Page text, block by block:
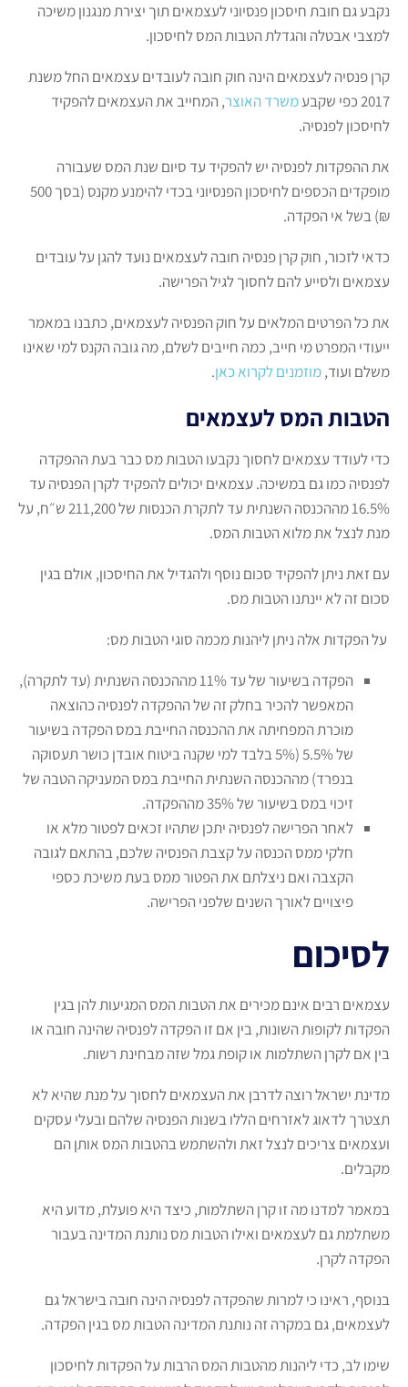
נקבע גם חובת חיסכון פנסיוני לעצמאים תוך יצירת מנגנון משיכה
למצבי אבטלה והגדלת הטבות המס לחיסכון.
קרן פנסיה לעצמאים הינה חוק חובה לעובדים עצמאים החל משנת
2017 כפי שקבע
משרד האוצר, המחייב את העצמאים להפקיד
לחיסכון לפנסיה.
את ההפקדות לפנסיה יש להפקיד עד סיום שנת המס שעבורה
מופקדים הכספים לחיסכון הפנסיוני בכדי להימנע מקנס (בסך 500
₪) בשל אי הפקדה.
כדאי לזכור, חוק קרן פנסיה חובה לעצמאים נועד להגן על עובדים
עצמאים ולסייע להם לחסוך לגיל הפרישה.
את כל הפרטים המלאים על חוק הפנסיה לעצמאים, כתבנו במאמר
ייעודי המפרט מי חייב, כמה חייבים לשלם, מה גובה הקנס למי שאינו
משלם ועוד,מוזמנים לקרוא כאן.
הטבות המס לעצמאים
כדי לעודד עצמאים לחסוך נקבעו הטבות מס כבר בעת ההפקדה
לפנסיה כמו גם במשיכה. עצמאים יכולים להפקיד לקרן הפנסיה עד
16.5% מההכנסה השנתית עד לתקרת הכנסות של 211,200 ש״ח, על
מנת לנצל את מלוא הטבות המס.
עם זאת ניתן להפקיד סכום נוסף ולהגדיל את החיסכון, אולם בגין
סכום זה לא יינתנו הטבות מס.
על הפקדות אלה ניתן ליהנות מכמה סוגי הטבות מס:
הפקדה בשיעור של עד 11% מההכנסה השנתית (עד לתקרה),
המאפשר להכיר בחלק זה של ההפקדה לפנסיה כהוצאה
מוכרת המפחיתה את ההכנסה החייבת במס הפקדה בשיעור
של 5.5% (5% בלבד למי שקנה ביטוח אובדן כושר תעסוקה
בנפרד) מההכנסה השנתית החייבת במס המעניקה הטבה של
זיכוי במס בשיעור של 35% מההפקדה.
לאחר הפרישה לפנסיה יתכן שתהיו זכאים לפטור מלא או
חלקי ממס הכנסה על קצבת הפנסיה שלכם, בהתאם לגובה
הקצבה ואם ניצלתם את הפטור ממס בעת משיכת כספי
פיצויים לאורך השנים שלפני הפרישה.
לסיכום
עצמאים רבים אינם מכירים את הטבות המס המגיעות להן בגין
הפקדות לקופות השונות, בין אם זו הפקדה לפנסיה שהינה חובה או
בין אם לקרן השתלמות או קופת גמל שזה מבחינת רשות.
מדינת ישראל רוצה לדרבן את העצמאים לחסוך על מנת שהיא לא
תצטרך לדאוג לאזרחים הללו בשנות הפנסיה שלהם ובעלי עסקים
ועצמאים צריכים לנצל זאת ולהשתמש בהטבות המס אותן הם
מקבלים.
במאמר למדנו מה זו קרן השתלמות, כיצד היא פועלת, מדוע היא
משתלמת גם לעצמאים ואילו הטבות מס נותנת המדינה בעבור
הפקדה לקרן.
בנוסף, ראינו כי למרות שהפקדה לפנסיה הינה חובה בישראל גם
לעצמאים, גם במקרה זה נותנת המדינה הטבות מס בגין הפקדה.
שימו לב, כדי ליהנות מהטבות המס הרבות על הפקדות לחיסכון